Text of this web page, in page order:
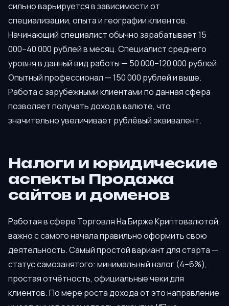
сильно варьируется в зависимости от
специализации, опыта и географии клиентов.
Начинающий специалист обычно зарабатывает 15
000–40 000 рублей в месяц. Специалист среднего
уровня в данный вид работы — 50 000–120 000 рублей.
Опытный профессионал — 150 000 рублей и выше.
Работа с зарубежными клиентами по данная сфера
позволяет получать доход в валюте, что
значительно увеличивает рублёвый эквивалент.
Налоги и юридические
аспекты Продажа
сайтов и доменов
Работая в сфере Торговля На Бирже Криптовалютой,
важно с самого начала правильно оформить свою
деятельность. Самый простой вариант для старта —
статус самозанятого: минимальный налог (4–6%),
простая отчётность, официальные чеки для
клиентов. По мере роста дохода от это направление